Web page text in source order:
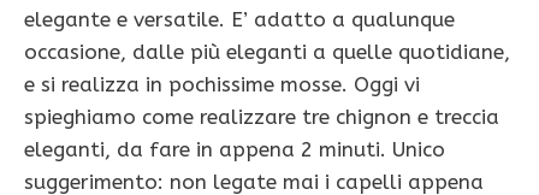
elegante e versatile. E’ adatto a qualunque
occasione, dalle più eleganti a quelle quotidiane,
e si realizza in pochissime mosse. Oggi vi
spieghiamo come realizzare tre chignon e treccia
eleganti, da fare in appena 2 minuti. Unico
suggerimento: non legate mai i capelli appena